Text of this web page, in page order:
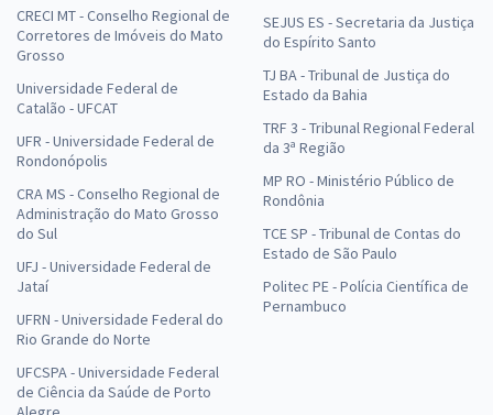
CRECI MT - Conselho Regional de
Corretores de Imóveis do Mato
Grosso
Universidade Federal de
Catalão - UFCAT
UFR - Universidade Federal de
Rondonópolis
CRA MS - Conselho Regional de
Administração do Mato Grosso
do Sul
UFJ - Universidade Federal de
Jataí
UFRN - Universidade Federal do
Rio Grande do Norte
UFCSPA - Universidade Federal
de Ciência da Saúde de Porto
SEJUS ES - Secretaria da Justiça
do Espírito Santo
TJ BA - Tribunal de Justiça do
Estado da Bahia
TRF 3 - Tribunal Regional Federal
da 3ª Região
MP RO - Ministério Público de
Rondônia
TCE SP - Tribunal de Contas do
Estado de São Paulo
Politec PE - Polícia Científica de
Pernambuco